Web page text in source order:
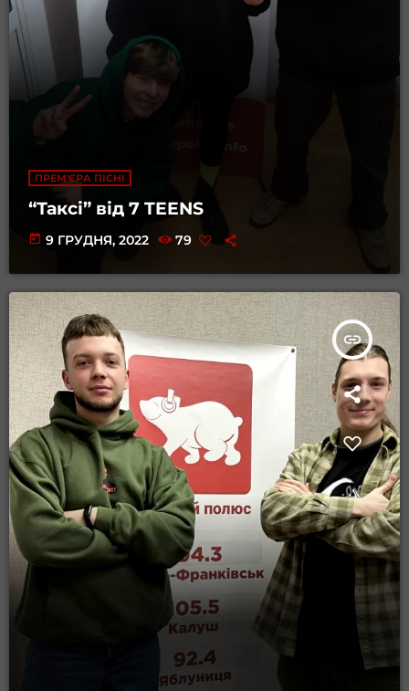
ПРЕМ'ЄРА ПІСНІ
“Таксі” від 7 TEENS
today 9 ГРУДНЯ, 2022 79
insert_link